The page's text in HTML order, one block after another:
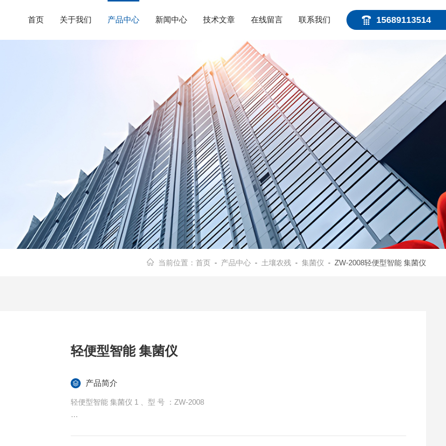
15689113514
首页 关于我们 产品中心 新闻中心 技术文章 在线留言 联系我们
当前位置： 首页 - 产品中心- 土壤农残- 集菌仪 - ZW-2008轻便型智能 集菌仪
轻便型智能 集菌仪
产品简介
轻便型智能 集菌仪 1 、型 号 ：ZW-2008